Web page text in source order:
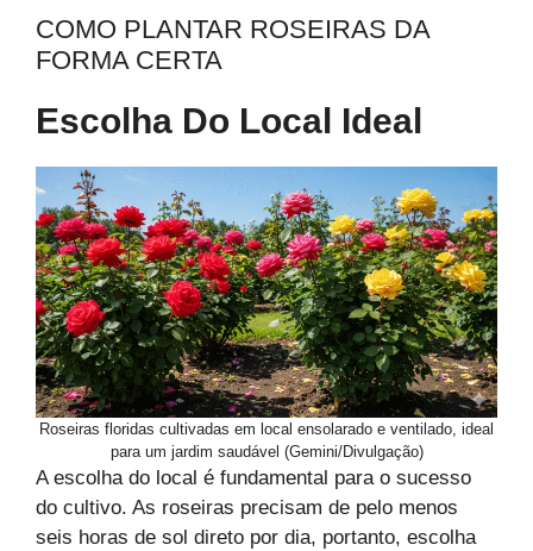
COMO PLANTAR ROSEIRAS DA
FORMA CERTA
Escolha Do Local Ideal
Roseiras floridas cultivadas em local ensolarado e ventilado, ideal
para um jardim saudável (Gemini/Divulgação)
A escolha do local é fundamental para o sucesso
do cultivo. As roseiras precisam de pelo menos
seis horas de sol direto por dia, portanto, escolha